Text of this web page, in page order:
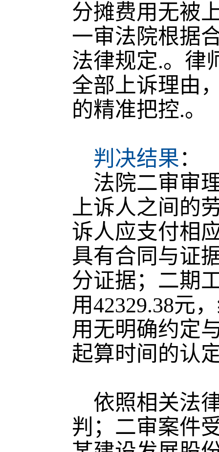
分摊费用无被
一审法院根据
法律规定.。律
全部上诉理由
的精准把控.。
判决结果：
法院二审审
上诉人之间的
诉人应支付相
具有合同与证
分证据；二期
用42329.38元
用无明确约定
起算时间的认
依照相关法
判；二审案件